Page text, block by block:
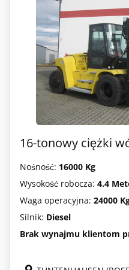
16-tonowy ciężki
Nośność: 16000 Kg
Wysokość robocza: 4.4
Waga operacyjna: 24000
Silnik: Diesel
Brak wynajmu klientom